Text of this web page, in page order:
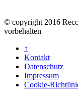
© copyright 2016
vorbehalten
↑
Kontakt
Datenschutz
Impressum
Cookie-